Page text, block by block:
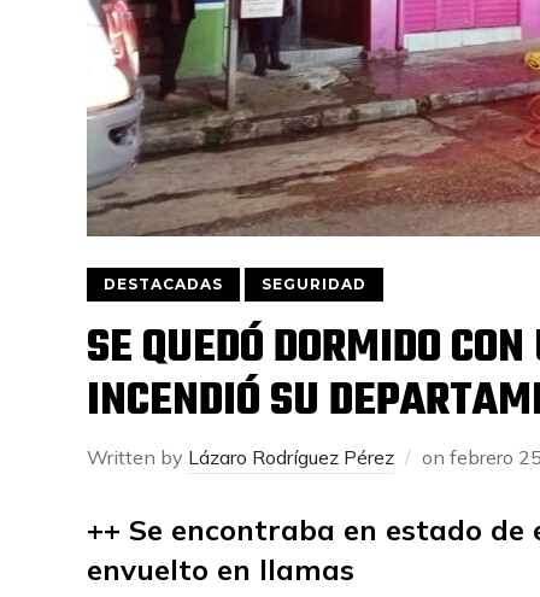
DESTACADAS SEGURIDAD
SE QUEDÓ DORMIDO
INCENDIÓ SU
Written by Lázaro Rodríguez Pérez on febrero
++ Se encontraba en estado
envuelto en llamas